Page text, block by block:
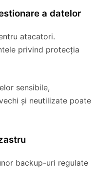
a datelor
atacatori.
privind protecția
sensibile,
și neutilizate poate
backup-uri regulate